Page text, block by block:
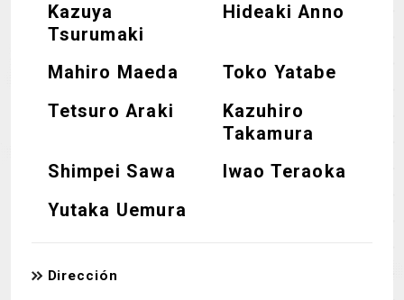
Kazuya
Tsurumaki
Hideaki Anno
Mahiro Maeda
Toko Yatabe
Tetsuro Araki
Kazuhiro
Takamura
Shimpei Sawa
Iwao Teraoka
Yutaka Uemura
Dirección